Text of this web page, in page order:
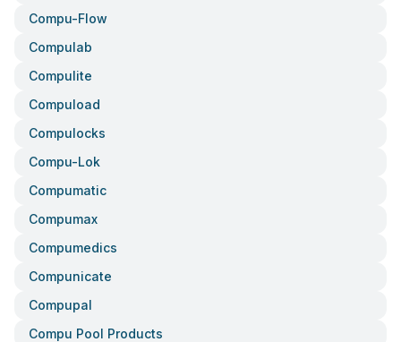
Compu-Flow
Compulab
Compulite
Compuload
Compulocks
Compu-Lok
Compumatic
Compumax
Compumedics
Compunicate
Compupal
Compu Pool Products